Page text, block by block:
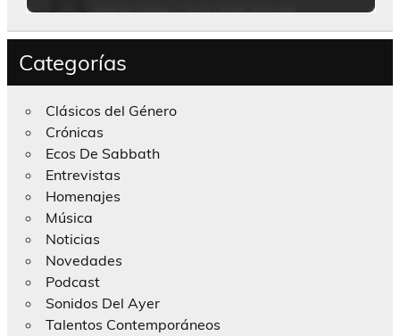
Categorías
Clásicos del Género
Crónicas
Ecos De Sabbath
Entrevistas
Homenajes
Música
Noticias
Novedades
Podcast
Sonidos Del Ayer
Talentos Contemporáneos